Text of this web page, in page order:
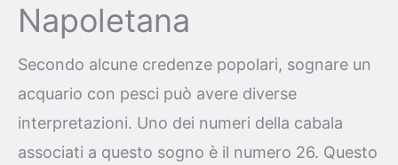
Napoletana
Secondo alcune credenze popolari, sognare un
acquario con pesci può avere diverse
interpretazioni. Uno dei numeri della cabala
associati a questo sogno è il numero 26. Questo